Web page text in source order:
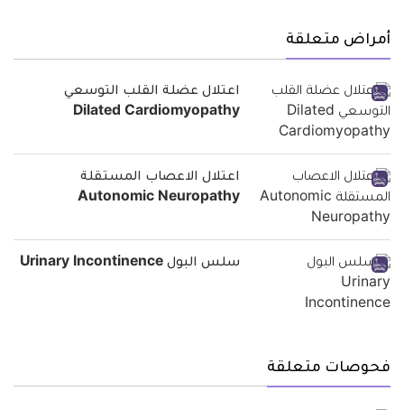
أمراض متعلقة
اعتلال عضلة القلب التوسعي
Dilated Cardiomyopathy
اعتلال الاعصاب المستقلة
Autonomic Neuropathy
سلس البول Urinary Incontinence
فحوصات متعلقة